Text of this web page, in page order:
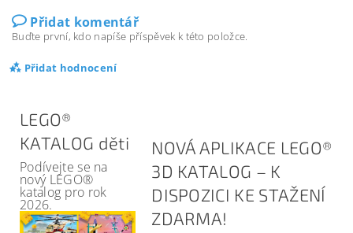
Přidat komentář
Buďte první, kdo napíše příspěvek k této položce.
Přidat hodnocení
LEGO®
KATALOG děti
Podívejte se na
nový LEGO®
katalog pro rok
2026.
NOVÁ APLIKACE LEGO®
3D KATALOG – K
DISPOZICI KE STAŽENÍ
ZDARMA!